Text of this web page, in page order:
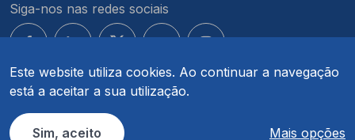
Este website utiliza cookies. Ao continuar a navegação
está a aceitar a sua utilização.
Sim, aceito Mais opções
Siga-nos nas redes sociais
© COMPETE 2030. Todos os direitos reservados.